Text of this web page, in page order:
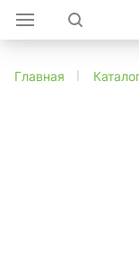
Главная